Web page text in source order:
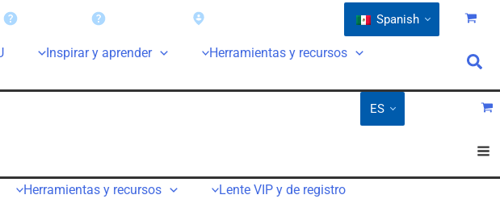
Spanish
Inspirar y aprender
Herramientas y recursos
ES
Herramientas y recursos
Lente VIP y de registro